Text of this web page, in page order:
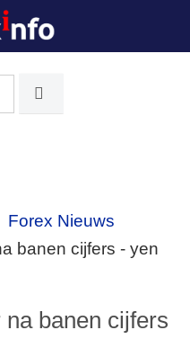
Forex Nieuws
banen cijfers - yen
banen cijfers